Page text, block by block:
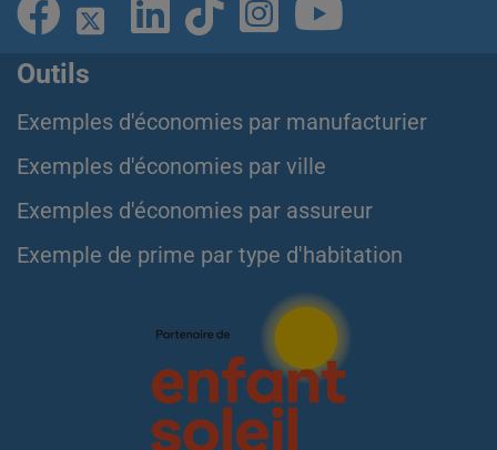
Outils
Exemples d'économies par manufacturier
Exemples d'économies par ville
Exemples d'économies par assureur
Exemple de prime par type d'habitation